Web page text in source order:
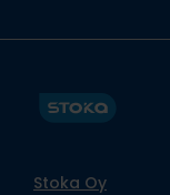
Stoka Oy